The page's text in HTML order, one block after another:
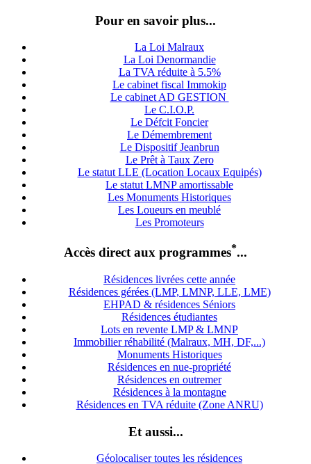
Pour en savoir plus...
La Loi Malraux
La Loi Denormandie
La TVA réduite à 5.5%
Le cabinet fiscal Immokip
Le cabinet AD GESTION
Le C.I.O.P.
Le Défcit Foncier
Le Démembrement
Le Dispositif Jeanbrun
Le Prêt à Taux Zero
Le statut LLE (Location Locaux Equipés)
Le statut LMNP amortissable
Les Monuments Historiques
Les Loueurs en meublé
Les Promoteurs
Accès direct aux programmes*...
Résidences livrées cette année
Résidences gérées (LMP, LMNP, LLE, LME)
EHPAD & résidences Séniors
Résidences étudiantes
Lots en revente LMP & LMNP
Immobilier réhabilité (Malraux, MH, DF,...)
Monuments Historiques
Résidences en nue-propriété
Résidences en outremer
Résidences à la montagne
Résidences en TVA réduite (Zone ANRU)
Et aussi...
Géolocaliser toutes les résidences